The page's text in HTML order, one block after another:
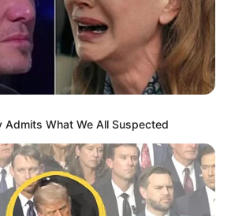
gondoltam, hogy megtalálom.
jövök vissza, az autóm pont
Úgy döntöttem, hogy üres a
az éjszakát ott töltöm…
a vadregényes tájból?
éltem, van egy férjem… Sztyopa,
Admits What We All Suspected